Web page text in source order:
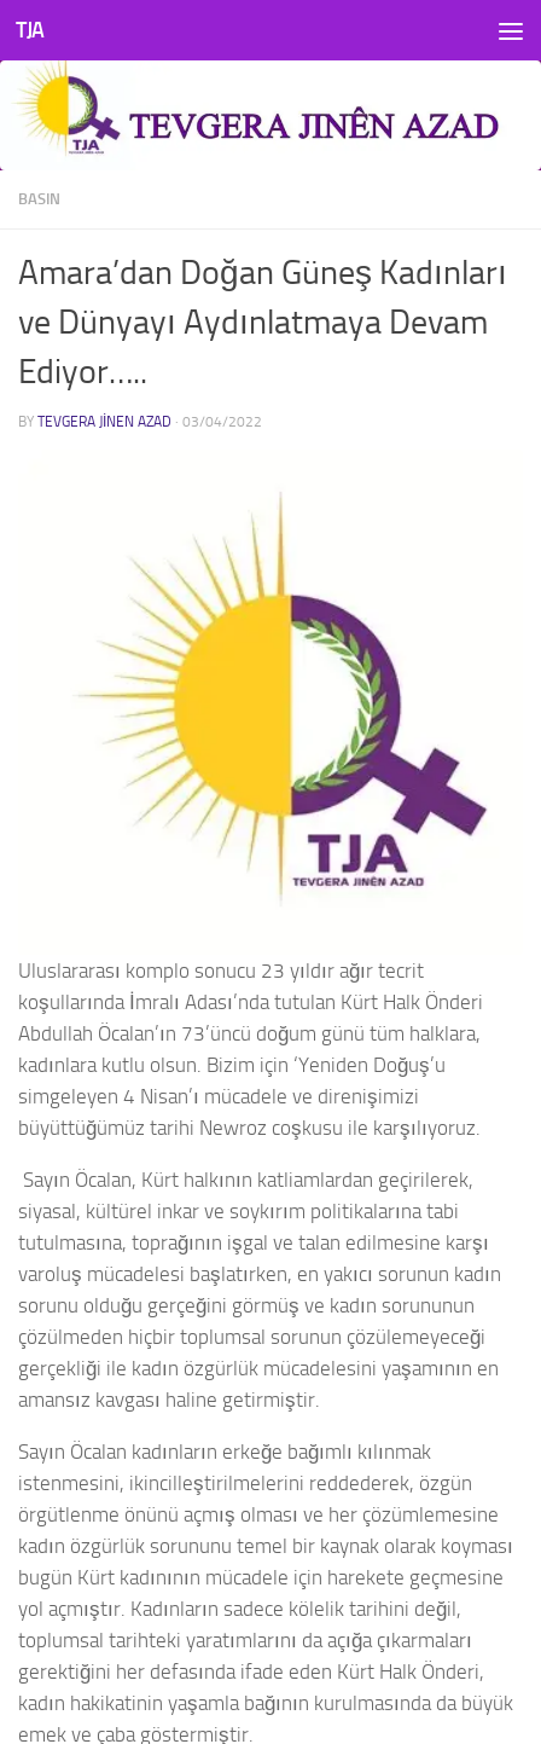
Skip to content
TJA
BASIN
Amara’dan Doğan Güneş Kadınları
ve Dünyayı Aydınlatmaya Devam
Ediyor…..
BY TEVGERA JINEN AZAD · 03/04/2022
Uluslararası komplo sonucu 23 yıldır ağır tecrit
koşullarında İmralı Adası’nda tutulan Kürt Halk Önderi
Abdullah Öcalan’ın 73’üncü doğum günü tüm halklara,
kadınlara kutlu olsun. Bizim için ‘Yeniden Doğuş’u
simgeleyen 4 Nisan’ı mücadele ve direnişimizi
büyüttüğümüz tarihi Newroz coşkusu ile karşılıyoruz.
Sayın Öcalan, Kürt halkının katliamlardan geçirilerek,
siyasal, kültürel inkar ve soykırım politikalarına tabi
tutulmasına, toprağının işgal ve talan edilmesine karşı
varoluş mücadelesi başlatırken, en yakıcı sorunun kadın
sorunu olduğu gerçeğini görmüş ve kadın sorununun
çözülmeden hiçbir toplumsal sorunun çözülemeyeceği
gerçekliği ile kadın özgürlük mücadelesini yaşamının en
amansız kavgası haline getirmiştir.
Sayın Öcalan kadınların erkeğe bağımlı kılınmak
istenmesini, ikincilleştirilmelerini reddederek, özgün
örgütlenme önünü açmış olması ve her çözümlemesine
kadın özgürlük sorununu temel bir kaynak olarak koyması
bugün Kürt kadınının mücadele için harekete geçmesine
yol açmıştır. Kadınların sadece kölelik tarihini değil,
toplumsal tarihteki yaratımlarını da açığa çıkarmaları
gerektiğini her defasında ifade eden Kürt Halk Önderi,
kadın hakikatinin yaşamla bağının kurulmasında da büyük
emek ve çaba göstermiştir.